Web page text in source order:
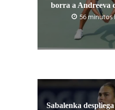
borra a Andreeva
56 minutos
Sabalenka